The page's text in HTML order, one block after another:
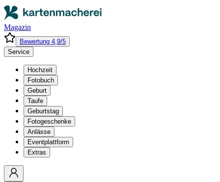
Magazin
Bewertung 4,9/5
Service
Hochzeit
Fotobuch
Geburt
Taufe
Geburtstag
Fotogeschenke
Anlässe
Eventplattform
Extras